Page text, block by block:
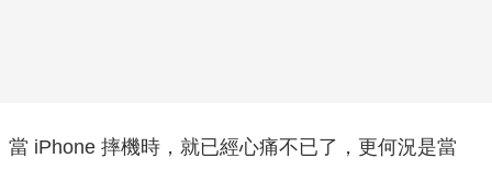
當 iPhone 摔機時，就已經心痛不已了，更何況是當